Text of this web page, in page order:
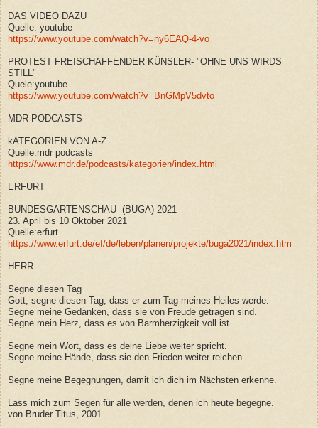
DAS VIDEO DAZU
Quelle: youtube
https://www.youtube.com/watch?v=ny6EAQ-4-vo
PROTEST FREISCHAFFENDER KÜNSLER- "OHNE UNS WIRDS
STILL"
Quele:youtube
https://www.youtube.com/watch?v=BnGMpV5dvto
MDR PODCASTS
kATEGORIEN VON A-Z
Quelle:mdr podcasts
https://www.mdr.de/podcasts/kategorien/index.html
ERFURT
BUNDESGARTENSCHAU (BUGA) 2021
23. April bis 10 Oktober 2021
Quelle:erfurt
https://www.erfurt.de/ef/de/leben/planen/projekte/buga2021/index.htm
HERR
Segne diesen Tag
Gott, segne diesen Tag, dass er zum Tag meines Heiles werde.
Segne meine Gedanken, dass sie von Freude getragen sind.
Segne mein Herz, dass es von Barmherzigkeit voll ist.
Segne mein Wort, dass es deine Liebe weiter spricht.
Segne meine Hände, dass sie den Frieden weiter reichen.
Segne meine Begegnungen, damit ich dich im Nächsten erkenne.
Lass mich zum Segen für alle werden, denen ich heute begegne.
von Bruder Titus, 2001